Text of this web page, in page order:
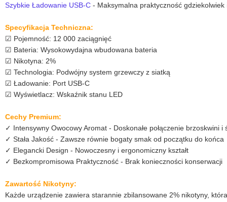
Szybkie Ładowanie USB-C - Maksymalna praktyczność gdziekolwiek
Specyfikacja Techniczna:
☑ Pojemność: 12 000 zaciągnięć
☑ Bateria: Wysokowydajna wbudowana bateria
☑ Nikotyna: 2%
☑ Technologia: Podwójny system grzewczy z siatką
☑ Ładowanie: Port USB-C
☑ Wyświetlacz: Wskaźnik stanu LED
Cechy Premium:
✓ Intensywny Owocowy Aromat - Doskonałe połączenie brzoskwini
✓ Stała Jakość - Zawsze równie bogaty smak od początku do końca
✓ Elegancki Design - Nowoczesny i ergonomiczny kształt
✓ Bezkompromisowa Praktyczność - Brak konieczności konserwacji
Zawartość Nikotyny:
Każde urządzenie zawiera starannie zbilansowane 2% nikotyny,